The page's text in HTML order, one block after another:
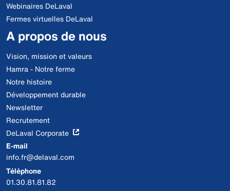
Webinaires DeLaval
Fermes virtuelles DeLaval
A propos de nous
Vision, mission et valeurs
Hamra - Notre ferme
Notre histoire
Développement durable
Newsletter
Recrutement
DeLaval Corporate
E-mail
info.fr@delaval.com
Téléphone
01.30.81.81.82